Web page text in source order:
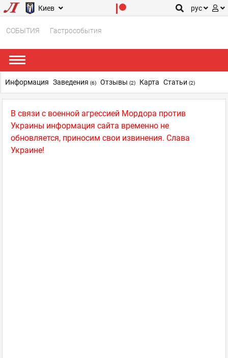
Киев рус
СОБЫТИЯ Гастрособытия
В связи с военной агрессией Мордора против
Украины информация сайта временно не
обновляется, приносим свои извинения. Слава
Украине!
Информация Заведения (6) Отзывы (2) Карта Статьи (2)